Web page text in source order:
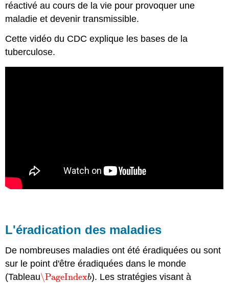
réactivé au cours de la vie pour provoquer une
maladie et devenir transmissible.
Cette vidéo du CDC explique les bases de la
tuberculose.
L'éradication des maladies
De nombreuses maladies ont été éradiquées ou sont
sur le point d'être éradiquées dans le monde
(Tableau\PageIndexb
\PageIndexb). Les stratégies visant à